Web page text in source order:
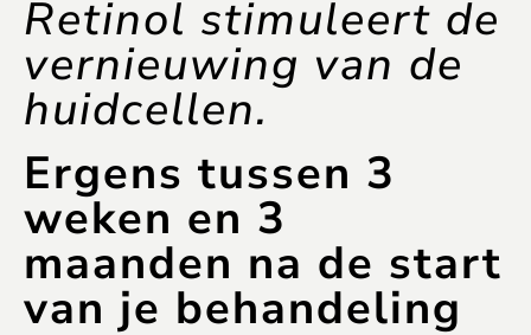
Retinol stimuleert de
vernieuwing van de
huidcellen.
Ergens tussen 3
weken en 3
maanden na de start
van je behandeling